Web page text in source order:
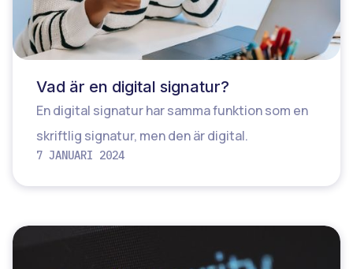
Vad är en digital signatur?
En digital signatur har samma funktion som en
skriftlig signatur, men den är digital.
7 JANUARI 2024